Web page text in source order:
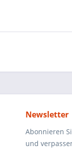
Newsletter
Abonnieren
und